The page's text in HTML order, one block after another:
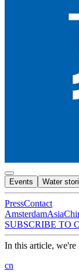
Events Water
PressContact
AmsterdamAsia
SUBSCRIBE TO
In this article, we're
cn